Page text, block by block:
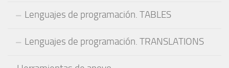
Lenguajes de programación. TABLES
Lenguajes de programación. TRANSLATIONS